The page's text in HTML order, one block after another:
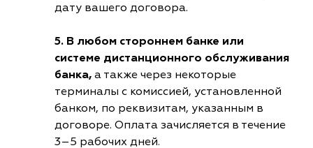
дату вашего договора.
5. В любом стороннем банке или
системе дистанционного обслуживания
банка, а также через некоторые
терминалы с комиссией, установленной
банком, по реквизитам, указанным в
договоре. Оплата зачисляется в течение
3–5 рабочих дней.